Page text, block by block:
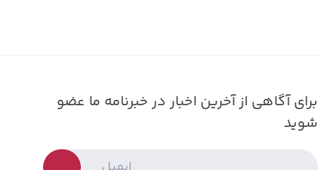
برای آگاهی از آخرین اخبار در خبرنامه ما عضو
شوید